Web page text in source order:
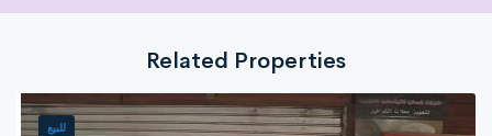
Related Properties
للبيع